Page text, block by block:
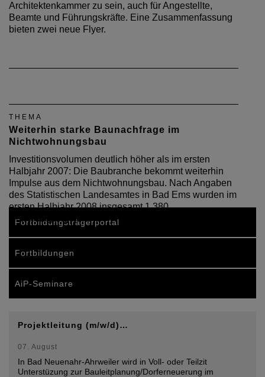
Architektenkammer zu sein, auch für Angestellte,
Beamte und Führungskräfte. Eine Zusammenfassung
bieten zwei neue Flyer.
THEMA
Weiterhin starke Baunachfrage im
Nichtwohnungsbau
Investitionsvolumen deutlich höher als im ersten
Halbjahr 2007: Die Baubranche bekommt weiterhin
Impulse aus dem Nichtwohnungsbau. Nach Angaben
des Statistischen Landesamtes in Bad Ems wurden im
ersten Halbjahr 2008 insgesamt 1.380
Genehmigungen für…
Fortbildungsträgerportal
Fortbildungen
AiP-Seminare
Projektleitung (m/w/d)…
07. August
In Bad Neuenahr-Ahrweiler wird in Voll- oder Teilzit
Unterstüzung zur Bauleitplanung/Dorferneuerung im